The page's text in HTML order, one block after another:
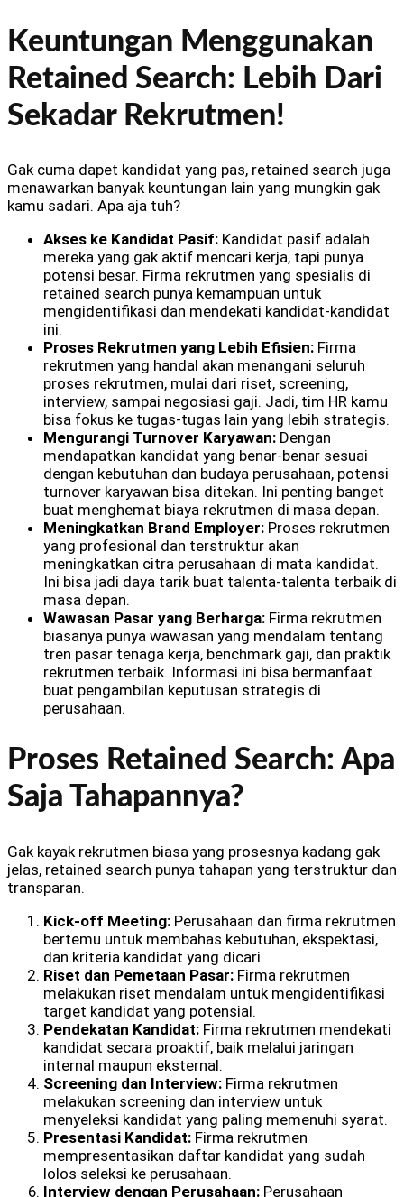
Keuntungan Menggunakan
Retained Search: Lebih Dari
Sekadar Rekrutmen!
Gak cuma dapet kandidat yang pas, retained search juga
menawarkan banyak keuntungan lain yang mungkin gak
kamu sadari. Apa aja tuh?
Akses ke Kandidat Pasif: Kandidat pasif adalah
mereka yang gak aktif mencari kerja, tapi punya
potensi besar. Firma rekrutmen yang spesialis di
retained search punya kemampuan untuk
mengidentifikasi dan mendekati kandidat-kandidat
ini.
Proses Rekrutmen yang Lebih Efisien: Firma
rekrutmen yang handal akan menangani seluruh
proses rekrutmen, mulai dari riset, screening,
interview, sampai negosiasi gaji. Jadi, tim HR kamu
bisa fokus ke tugas-tugas lain yang lebih strategis.
Mengurangi Turnover Karyawan: Dengan
mendapatkan kandidat yang benar-benar sesuai
dengan kebutuhan dan budaya perusahaan, potensi
turnover karyawan bisa ditekan. Ini penting banget
buat menghemat biaya rekrutmen di masa depan.
Meningkatkan Brand Employer: Proses rekrutmen
yang profesional dan terstruktur akan
meningkatkan citra perusahaan di mata kandidat.
Ini bisa jadi daya tarik buat talenta-talenta terbaik di
masa depan.
Wawasan Pasar yang Berharga: Firma rekrutmen
biasanya punya wawasan yang mendalam tentang
tren pasar tenaga kerja, benchmark gaji, dan praktik
rekrutmen terbaik. Informasi ini bisa bermanfaat
buat pengambilan keputusan strategis di
perusahaan.
Proses Retained Search: Apa
Saja Tahapannya?
Gak kayak rekrutmen biasa yang prosesnya kadang gak
jelas, retained search punya tahapan yang terstruktur dan
transparan.
Kick-off Meeting: Perusahaan dan firma rekrutmen
bertemu untuk membahas kebutuhan, ekspektasi,
dan kriteria kandidat yang dicari.
Riset dan Pemetaan Pasar: Firma rekrutmen
melakukan riset mendalam untuk mengidentifikasi
target kandidat yang potensial.
Pendekatan Kandidat: Firma rekrutmen mendekati
kandidat secara proaktif, baik melalui jaringan
internal maupun eksternal.
Screening dan Interview: Firma rekrutmen
melakukan screening dan interview untuk
menyeleksi kandidat yang paling memenuhi syarat.
Presentasi Kandidat: Firma rekrutmen
mempresentasikan daftar kandidat yang sudah
lolos seleksi ke perusahaan.
Interview dengan Perusahaan: Perusahaan